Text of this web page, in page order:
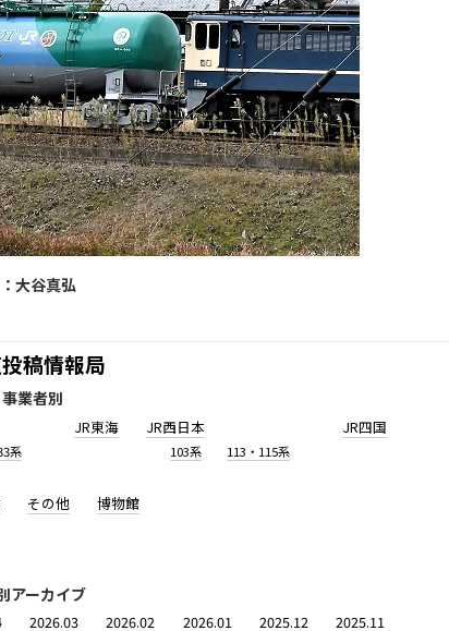
大谷真弘
稿情報局
事業者別
系
JR東海 JR西日本
103系 113・115系
JR四国
その他 博物館
アーカイブ
2026.03 2026.02 2026.01 2025.12
2025.11